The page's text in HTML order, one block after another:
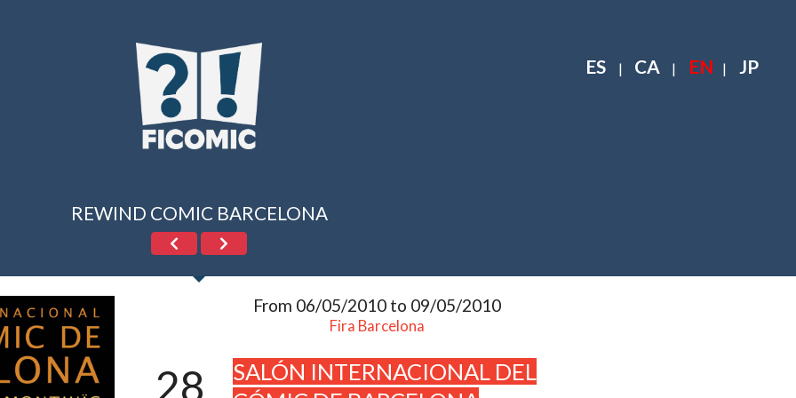
ES | CA | EN | JP
REWIND COMIC BARCELONA
From 06/05/2010 to 09/05/2010
Fira Barcelona
28
SALÓN INTERNACIONAL DEL